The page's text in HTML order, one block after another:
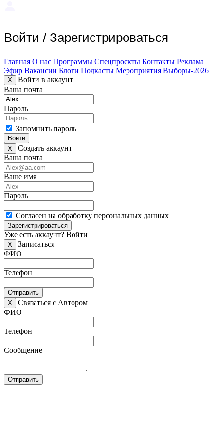
Войти / Зарегистрироваться
Главная О нас Программы Спецпроекты Контакты Реклама
Эфир Вакансии Блоги Подкасты Мероприятия Выборы-2026
X
Войти в аккаунт
Ваша почта
Пароль
Запомнить пароль
Войти
X
Создать аккаунт
Ваша почта
Ваше имя
Пароль
Согласен на обработку персональных данных
Зарегистрироваться
Уже есть аккаунт? Войти
X
Записаться
ФИО
Телефон
Отправить
X
Связаться с Автором
ФИО
Телефон
Сообщение
Отправить